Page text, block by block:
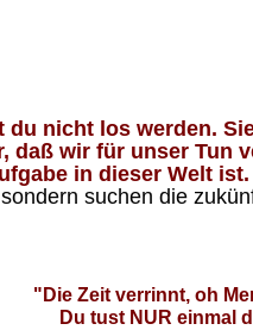
nicht los werden.
daß wir für unser Tun
in dieser Welt ist.
suchen die
"Die Zeit verrinnt, oh
Du tust NUR einmal